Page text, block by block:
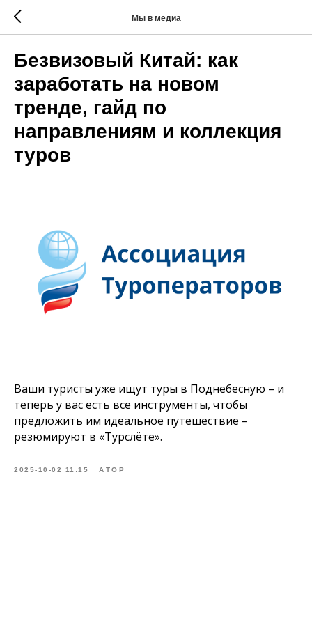
Мы в медиа
Безвизовый Китай: как
заработать на новом
тренде, гайд по
направлениям и коллекция
туров
Ваши туристы уже ищут туры в Поднебесную – и
теперь у вас есть все инструменты, чтобы
предложить им идеальное путешествие –
резюмируют в «Турслёте».
2025-10-02 11:15 АТОР